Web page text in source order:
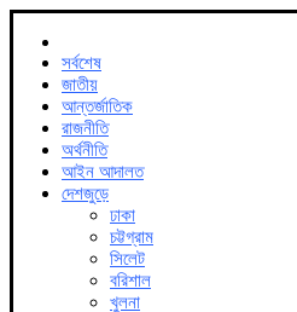
সর্বশেষ
জাতীয়
আন্তর্জাতিক
রাজনীতি
অর্থনীতি
আইন আদালত
দেশজুড়ে
ঢাকা
চট্টগ্রাম
সিলেট
বরিশাল
খুলনা